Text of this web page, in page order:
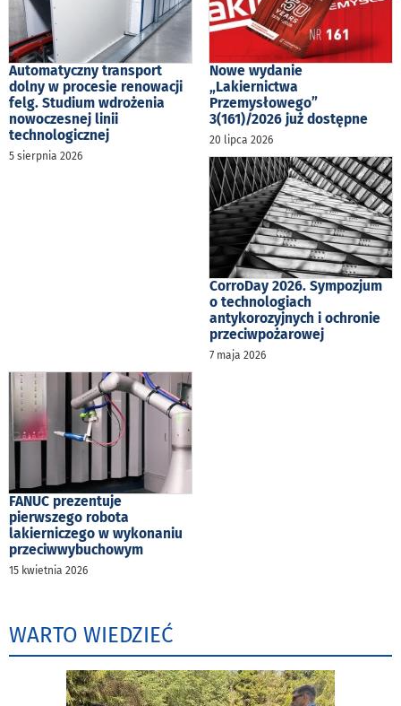
Automatyczny transport
dolny w procesie renowacji
felg. Studium wdrożenia
nowoczesnej linii
technologicznej
5 sierpnia 2026
Nowe wydanie
„Lakiernictwa
Przemysłowego”
3(161)/2026 już dostępne
20 lipca 2026
CorroDay 2026. Sympozjum
o technologiach
antykorozyjnych i ochronie
przeciwpożarowej
7 maja 2026
FANUC prezentuje
pierwszego robota
lakierniczego w wykonaniu
przeciwwybuchowym
15 kwietnia 2026
WARTO WIEDZIEĆ